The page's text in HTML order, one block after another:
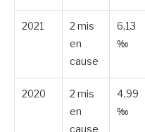
2021
2 mis
en
cause
6,13
‰
2020
2 mis
en
cause
4,99
‰